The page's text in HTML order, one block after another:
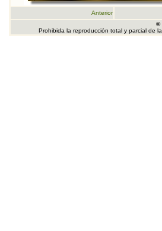
Anterior
©
Prohibida la reproducción total y parcial de